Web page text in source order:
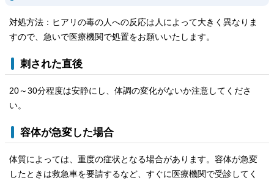
対処方法：ヒアリの毒の人への反応は人によって大きく異なりま
すので、急いで医療機関で処置をお願いいたします。
刺された直後
20～30分程度は安静にし、体調の変化がないか注意してくださ
い。
容体が急変した場合
体質によっては、重度の症状となる場合があります。容体が急変
したときは救急車を要請するなど、すぐに医療機関で受診してく